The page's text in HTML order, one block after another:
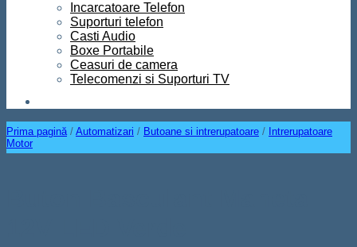
Incarcatoare Telefon
Suporturi telefon
Casti Audio
Boxe Portabile
Ceasuri de camera
Telecomenzi si Suporturi TV
Prima pagină / Automatizari / Butoane si intrerupatoare / Intrerupatoare
Motor